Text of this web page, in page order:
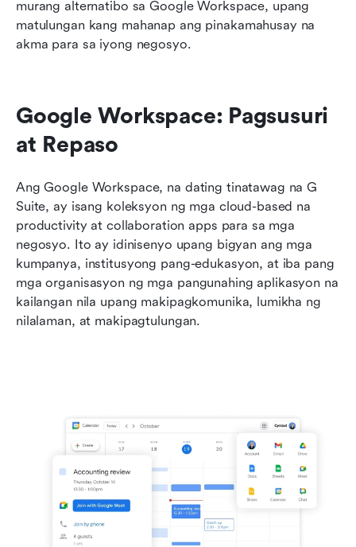
murang alternatibo sa Google Workspace, upang
matulungan kang mahanap ang pinakamahusay na
akma para sa iyong negosyo.
Google Workspace: Pagsusuri
at Repaso
Ang Google Workspace, na dating tinatawag na G
Suite, ay isang koleksyon ng mga cloud-based na
productivity at collaboration apps para sa mga
negosyo. Ito ay idinisenyo upang bigyan ang mga
kumpanya, institusyong pang-edukasyon, at iba pang
mga organisasyon ng mga pangunahing aplikasyon na
kailangan nila upang makipagkomunika, lumikha ng
nilalaman, at makipagtulungan.